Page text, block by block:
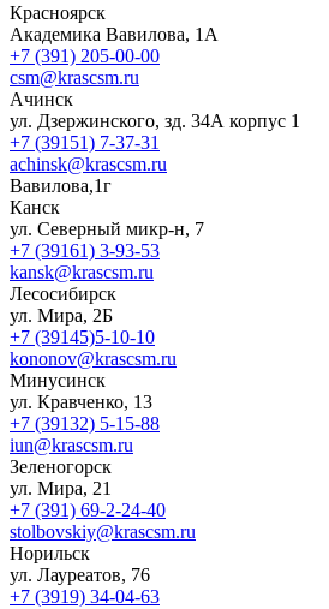
Красноярск
Академика Вавилова, 1А
+7 (391) 205-00-00
csm@krascsm.ru
Ачинск
ул. Дзержинского, зд. 34А корпус 1
+7 (39151) 7-37-31
achinsk@krascsm.ru
Вавилова,1г
Канск
ул. Северный микр-н, 7
+7 (39161) 3-93-53
kansk@krascsm.ru
Лесосибирск
ул. Мира, 2Б
+7 (39145)5-10-10
kononov@krascsm.ru
Минусинск
ул. Кравченко, 13
+7 (39132) 5-15-88
iun@krascsm.ru
Зеленогорск
ул. Мира, 21
+7 (391) 69-2-24-40
stolbovskiy@krascsm.ru
Норильск
ул. Лауреатов, 76
+7 (3919) 34-04-63